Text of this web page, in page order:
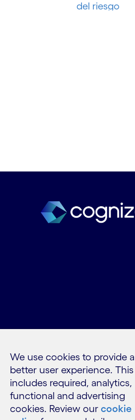
del riesgo
Banca como
Banca como
BYOD
C
Cadena de
petróleo y el
Chatbots
LinkedIn
Twitter
Facebook
We use cookies to provide a
better user experience. This
includes required, analytics,
functional and advertising
cookies. Review our cookie